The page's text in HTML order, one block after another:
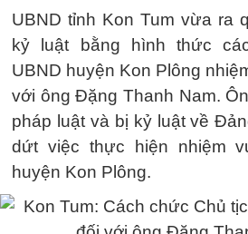
UBND tỉnh Kon Tum vừa ra
kỷ luật bằng hình thức
UBND huyện Kon Plông
với ông Đặng Thanh Nam.
pháp luật và bị kỷ luật về
dứt việc thực hiện nhiệm
huyện Kon Plông.